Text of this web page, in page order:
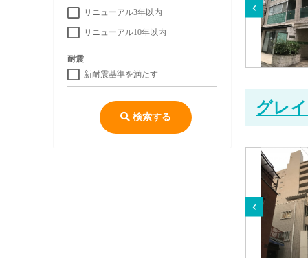
リニューアル3年以内
リニューアル10年以内
耐震
新耐震基準を満たす
検索する グレ